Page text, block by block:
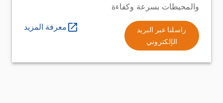
والمحيطات بسرعة وكفاءة
راسلنا عبر البريد
الإلكتروني
معرفة المزيد